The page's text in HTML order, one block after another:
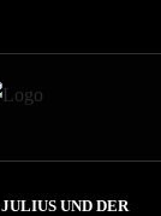
JULIUS UND DER